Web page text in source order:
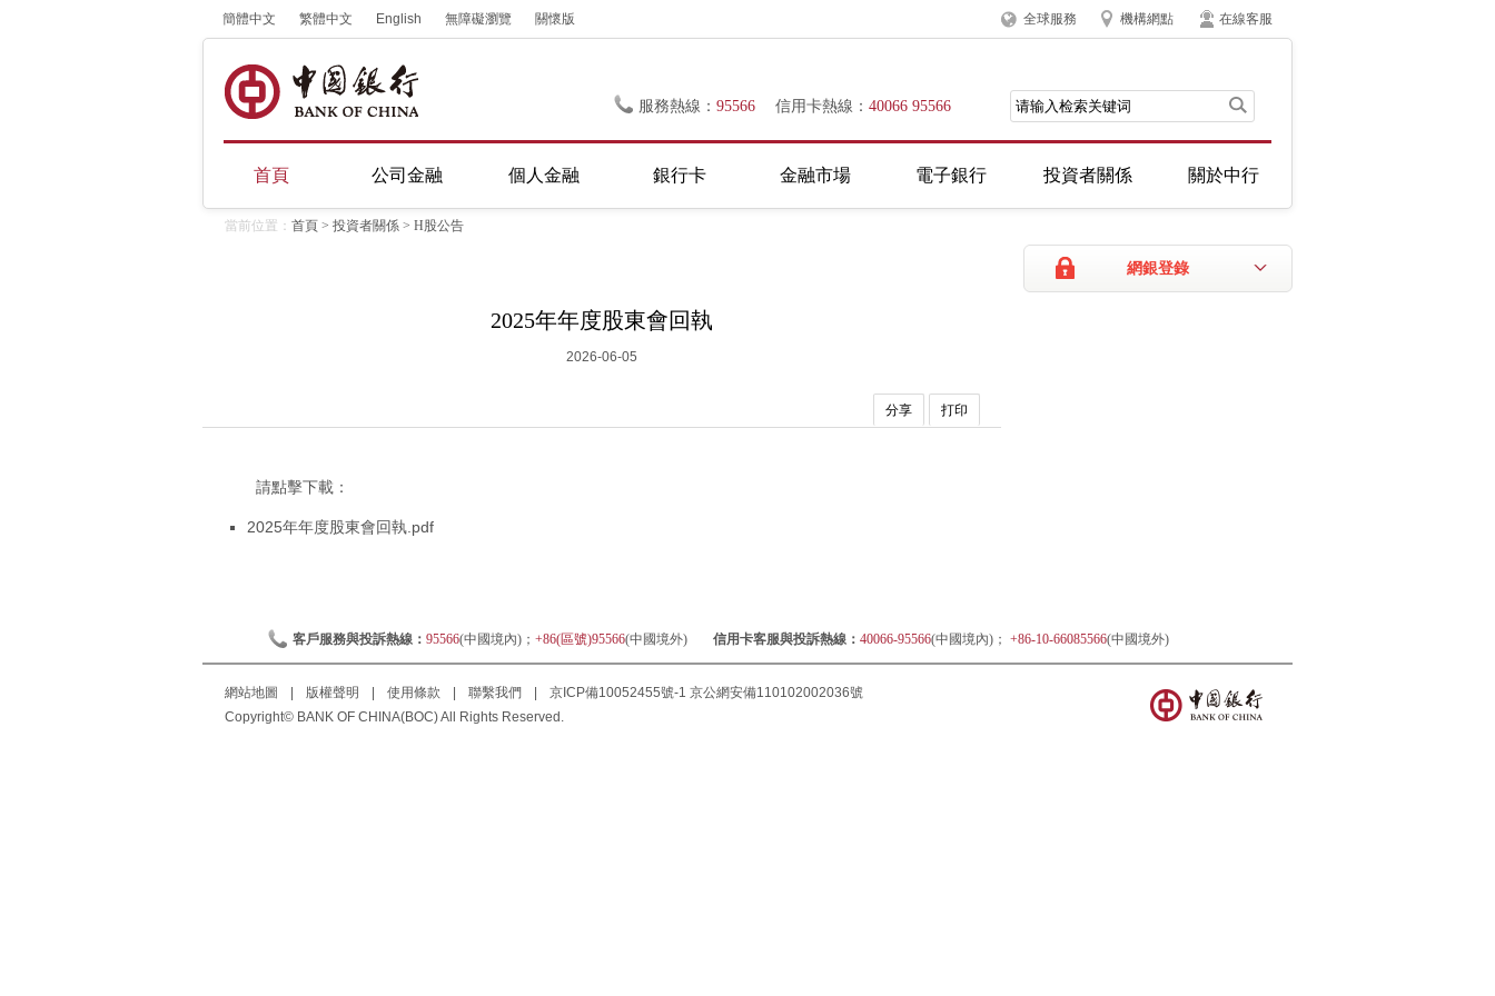
簡體中文 繁體中文 English 無障礙瀏覽 關懷版 全球服務 機構網點 在線客服
服務熱線： 95566 信用卡熱線： 40066 95566
首頁 公司金融 個人金融 銀行卡 金融市場 電子銀行 投資者關係 關於中行
當前位置： 首頁 > 投資者關係 > H股公告
網銀登錄
2025年年度股東會回執
2026-06-05
分享 打印
請點擊下載：
2025年年度股東會回執.pdf
客戶服務與投訴熱線： 95566(中國境內)； +86(區號)95566(中國境外) 信用卡客服與投訴熱線： 40066-95566(中國境內)； +86-10-66085566(中國境外)
網站地圖 版權聲明 使用條款 聯繫我們 京ICP備10052455號-1 京公網安備110102002036號
Copyright© BANK OF CHINA(BOC) All Rights Reserved.